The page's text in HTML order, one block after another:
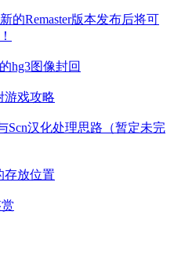
的Remaster版本发布后将可
hg3图像封回
戏攻略
Scn汉化处理思路（暂定未完
存放位置